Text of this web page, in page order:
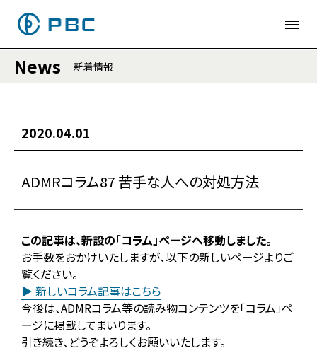
News 新着情報
2020.04.01
ADMRコラム87 苦手な人への対処方法
この記事は、新設の「コラム」ページへ移動しました。
お手数をおかけいたしますが、以下の新しいページよりご
覧ください。
▶ 新しいコラム記事はこちら
今後は、ADMRコラム等の読み物コンテンツを「コラム」ペ
ージに掲載してまいります。
引き続き、どうぞよろしくお願いいたします。